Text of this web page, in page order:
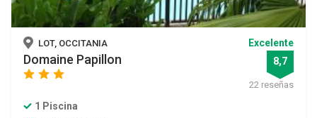
LOT, OCCITANIA
Domaine Papillon
star star
Excelente
8,7
22 reseñas
1 Piscina